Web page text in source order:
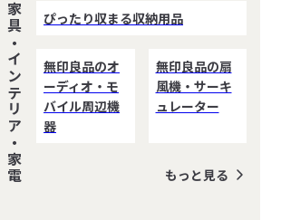
家具・インテリア・家電 ぴったり収まる収納用品
無印良品のオ
ーディオ・モ
バイル周辺機
器
無印良品の扇
風機・サーキ
ュレーター
もっと見る